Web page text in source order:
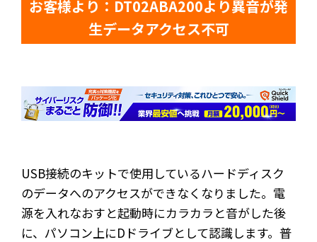
お客様より：DT02ABA200より異音が発
生データアクセス不可
USB接続のキットで使用しているハードディスク
のデータへのアクセスができなくなりました。電
源を入れなおすと起動時にカラカラと音がした後
に、パソコン上にDドライブとして認識します。普